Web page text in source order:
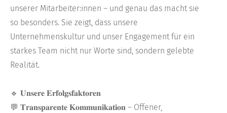
unserer Mitarbeiter:innen – und genau das macht sie
so besonders. Sie zeigt, dass unsere
Unternehmenskultur und unser Engagement für ein
starkes Team nicht nur Worte sind, sondern gelebte
Realität.
🔹 𝐔𝐧𝐬𝐞𝐫𝐞 𝐄𝐫𝐟𝐨𝐥𝐠𝐬𝐟𝐚𝐤𝐭𝐨𝐫𝐞𝐧
💬 𝐓𝐫𝐚𝐧𝐬𝐩𝐚𝐫𝐞𝐧𝐭𝐞 𝐊𝐨𝐦𝐦𝐮𝐧𝐢𝐤𝐚𝐭𝐢𝐨𝐧 – Offener,